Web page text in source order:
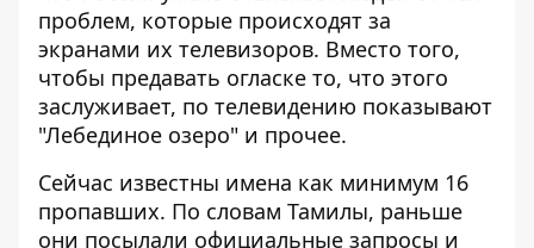
проблем, которые происходят за
экранами их телевизоров. Вместо того,
чтобы предавать огласке то, что этого
заслуживает, по телевидению показывают
"Лебединое озеро" и прочее.
Сейчас известны имена как минимум 16
пропавших. По словам Тамилы, раньше
они посылали официальные запросы и